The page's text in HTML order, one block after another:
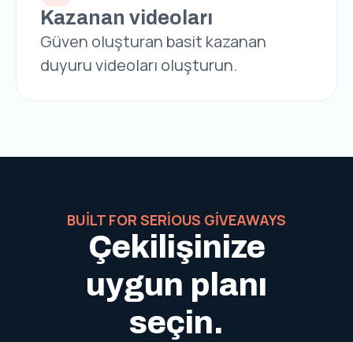
Kazanan videoları
Güven oluşturan basit kazanan
duyuru videoları oluşturun.
BUILT FOR SERIOUS GIVEAWAYS
Çekilişinize
uygun planı
seçin.